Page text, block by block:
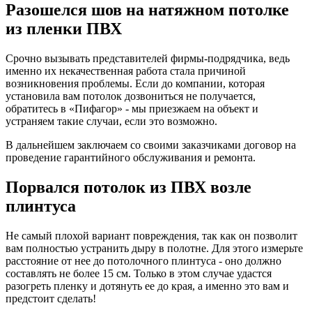
Разошелся шов на натяжном потолке
из пленки ПВХ
Срочно вызывать представителей фирмы-подрядчика, ведь
именно их некачественная работа стала причиной
возникновения проблемы. Если до компании, которая
установила вам потолок дозвониться не получается,
обратитесь в «Пифагор» - мы приезжаем на объект и
устраняем такие случаи, если это возможно.
В дальнейшем заключаем со своими заказчиками договор на
проведение гарантийного обслуживания и ремонта.
Порвался потолок из ПВХ возле
плинтуса
Не самый плохой вариант повреждения, так как он позволит
вам полностью устранить дыру в полотне. Для этого измерьте
расстояние от нее до потолочного плинтуса - оно должно
составлять не более 15 см. Только в этом случае удастся
разогреть пленку и дотянуть ее до края, а именно это вам и
предстоит сделать!